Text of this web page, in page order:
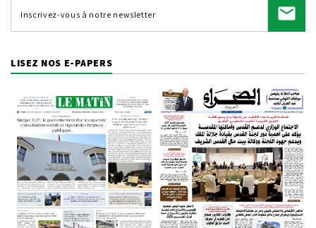
LISEZ NOS E-PAPERS